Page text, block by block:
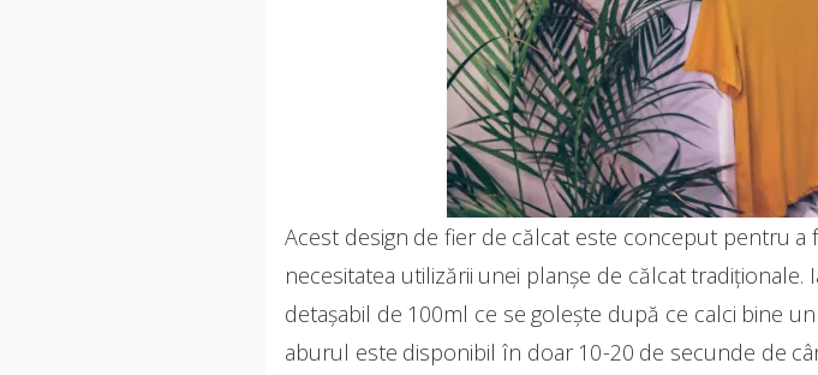
Acest design de fier de călcat este conceput pentru
necesitatea utilizării unei planșe de călcat
detașabil de 100ml ce se golește după ce calci bine
aburul este disponibil în doar 10-20 de secunde de